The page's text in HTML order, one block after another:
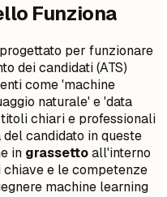
Funziona
per funzionare
dei candidati (ATS)
come 'machine
naturale' e 'data
chiari e professionali
candidato in queste
in grassettoall'interno
e le competenze
machine learning